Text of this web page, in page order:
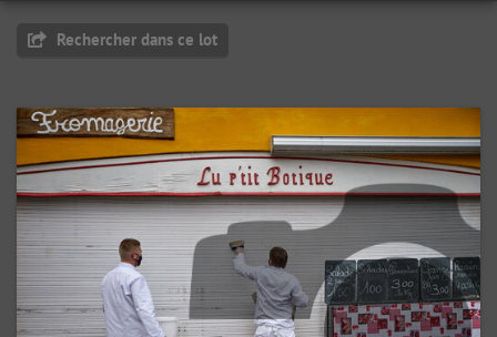
Rechercher dans ce lot